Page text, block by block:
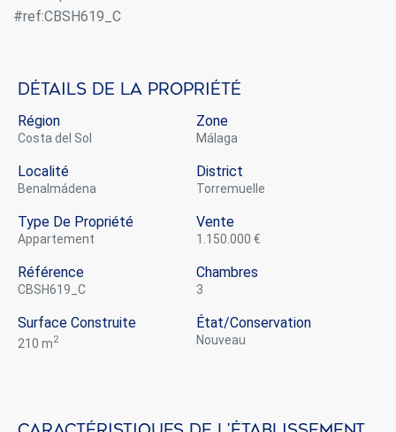
#ref:CBSH619_C
Détails de la propriété
Région
Costa del Sol
Zone
Málaga
Localité
Benalmádena
District
Torremuelle
Type De Propriété
appartement
Vente
1.150.000 €
Référence
CBSH619_C
Chambres
3
Surface Construite
210 m2
État/conservation
nouveau